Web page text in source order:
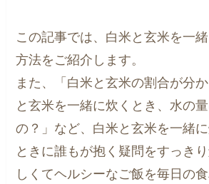
この記事では、白米と玄米を一
方法をご紹介します。
また、「白米と玄米の割合が分
と玄米を一緒に炊くとき、水の
の？」など、白米と玄米を一緒
ときに誰もが抱く疑問をすっき
しくてヘルシーなご飯を毎日の